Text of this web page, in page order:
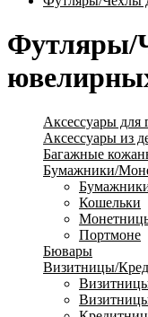
Футляры/
Аксессуары для
Аксессуары из
Багажные
Бумажники/
Кошельки
Портмоне
Бювары
Визитницы/